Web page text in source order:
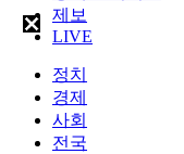
제보
LIVE
정치
경제
사회
전국